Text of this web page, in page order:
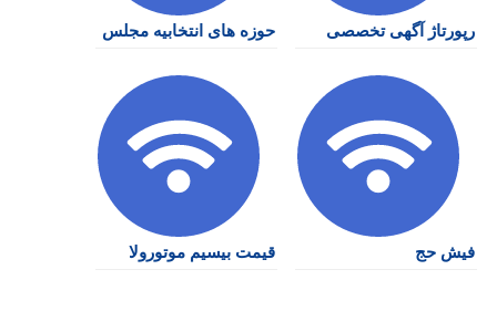
رپورتاژ آگهی تخصصی حوزه های انتخابیه مجلس
فیش حج قیمت بیسیم موتورولا